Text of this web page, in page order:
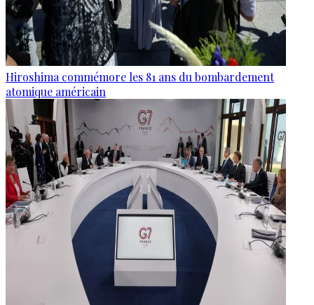
Hiroshima commémore les 81 ans du bombardement
atomique américain